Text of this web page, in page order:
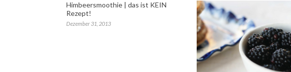
Himbeersmoothie | das ist KEIN
Rezept!
Dezember 31, 2013